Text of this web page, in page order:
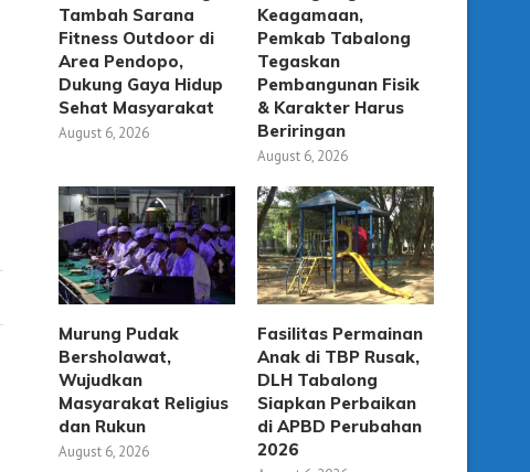
Tambah Sarana
Fitness Outdoor di
Area Pendopo,
Dukung Gaya Hidup
Sehat Masyarakat
August 6, 2026
Keagamaan,
Pemkab Tabalong
Tegaskan
Pembangunan Fisik
& Karakter Harus
Beriringan
August 6, 2026
Murung Pudak
Bersholawat,
Wujudkan
Masyarakat Religius
dan Rukun
August 6, 2026
Fasilitas Permainan
Anak di TBP Rusak,
DLH Tabalong
Siapkan Perbaikan
di APBD Perubahan
2026